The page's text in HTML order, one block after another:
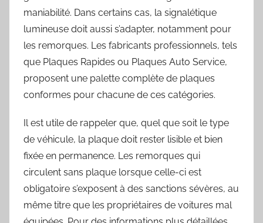
maniabilité. Dans certains cas, la signalétique
lumineuse doit aussi s’adapter, notamment pour
les remorques. Les fabricants professionnels, tels
que Plaques Rapides ou Plaques Auto Service,
proposent une palette complète de plaques
conformes pour chacune de ces catégories.
Il est utile de rappeler que, quel que soit le type
de véhicule, la plaque doit rester lisible et bien
fixée en permanence. Les remorques qui
circulent sans plaque lorsque celle-ci est
obligatoire s’exposent à des sanctions sévères, au
même titre que les propriétaires de voitures mal